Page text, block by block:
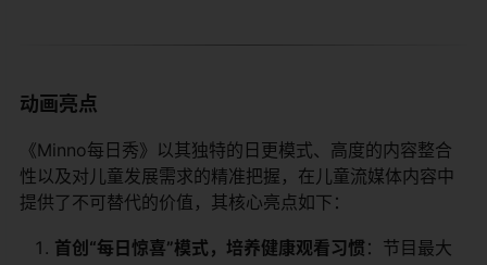
动画亮点
《Minno每日秀》以其独特的日更模式、高度的内容整合
性以及对儿童发展需求的精准把握，在儿童流媒体内容中
提供了不可替代的价值，其核心亮点如下：
首创“每日惊喜”模式，培养健康观看习惯 ：节目最大